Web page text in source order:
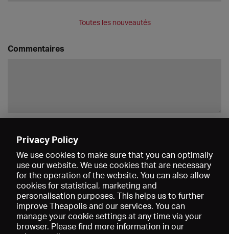
Toutes les nouveautés
Commentaires
Privacy Policy
We use cookies to make sure that you can optimally
use our website. We use cookies that are necessary
for the operation of the website. You can also allow
cookies for statistical, marketing and
personalisation purposes. This helps us to further
improve Theapolis and our services. You can
manage your cookie settings at any time via your
browser. Please find more information in our